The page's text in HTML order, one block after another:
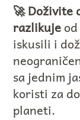
🚀 Doživite
razlikuje
iskusili i
sa jednim
koristi za
planeti.